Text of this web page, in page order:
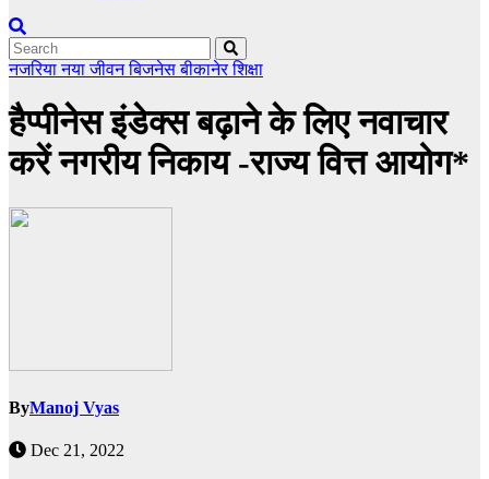
नजरियानया जीवनबिजनेसबीकानेरशिक्षा
हैप्पीनेस इंडेक्स बढ़ाने के लिए नवाचार
करें नगरीय निकाय -राज्य वित्त आयोग*
ByManoj Vyas
Dec 21, 2022